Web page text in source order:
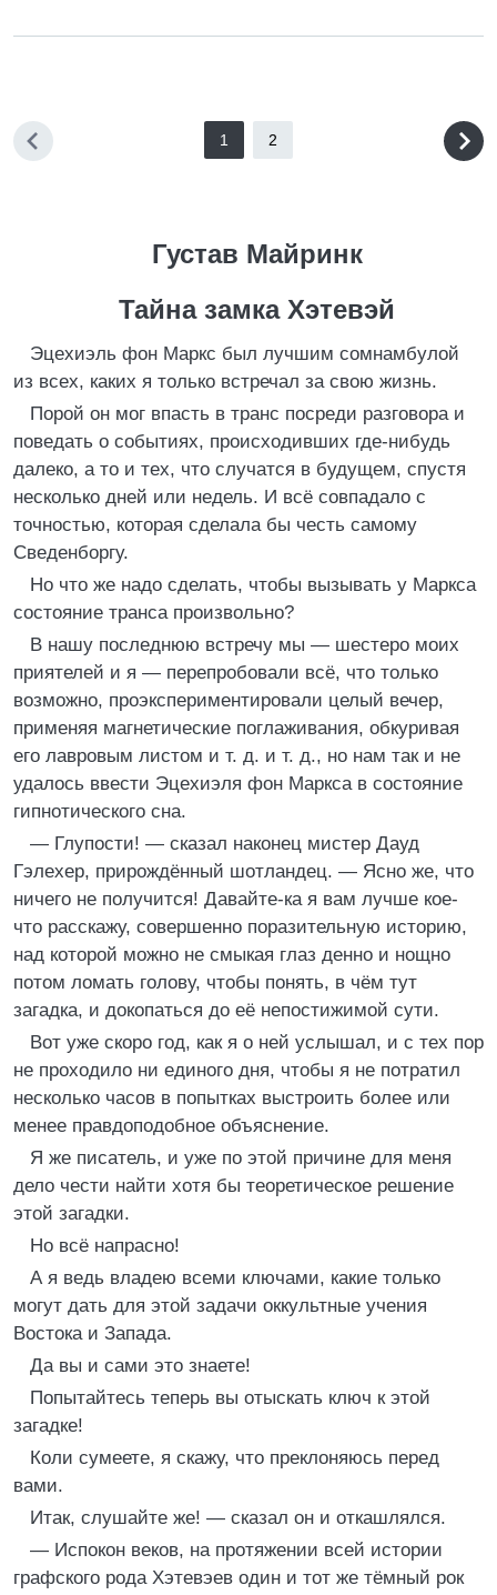
1 2
Густав Майринк
Тайна замка Хэтевэй
Эцехиэль фон Маркс был лучшим сомнамбулой
из всех, каких я только встречал за свою жизнь.
Порой он мог впасть в транс посреди разговора и
поведать о событиях, происходивших где-нибудь
далеко, а то и тех, что случатся в будущем, спустя
несколько дней или недель. И всё совпадало с
точностью, которая сделала бы честь самому
Сведенборгу.
Но что же надо сделать, чтобы вызывать у Маркса
состояние транса произвольно?
В нашу последнюю встречу мы — шестеро моих
приятелей и я — перепробовали всё, что только
возможно, проэкспериментировали целый вечер,
применяя магнетические поглаживания, обкуривая
его лавровым листом и т. д. и т. д., но нам так и не
удалось ввести Эцехиэля фон Маркса в состояние
гипнотического сна.
— Глупости! — сказал наконец мистер Дауд
Гэлехер, прирождённый шотландец. — Ясно же, что
ничего не получится! Давайте-ка я вам лучше кое-
что расскажу, совершенно поразительную историю,
над которой можно не смыкая глаз денно и нощно
потом ломать голову, чтобы понять, в чём тут
загадка, и докопаться до её непостижимой сути.
Вот уже скоро год, как я о ней услышал, и с тех пор
не проходило ни единого дня, чтобы я не потратил
несколько часов в попытках выстроить более или
менее правдоподобное объяснение.
Я же писатель, и уже по этой причине для меня
дело чести найти хотя бы теоретическое решение
этой загадки.
Но всё напрасно!
А я ведь владею всеми ключами, какие только
могут дать для этой задачи оккультные учения
Востока и Запада.
Да вы и сами это знаете!
Попытайтесь теперь вы отыскать ключ к этой
загадке!
Коли сумеете, я скажу, что преклоняюсь перед
вами.
Итак, слушайте же! — сказал он и откашлялся.
— Испокон веков, на протяжении всей истории
графского рода Хэтевэев один и тот же тёмный рок